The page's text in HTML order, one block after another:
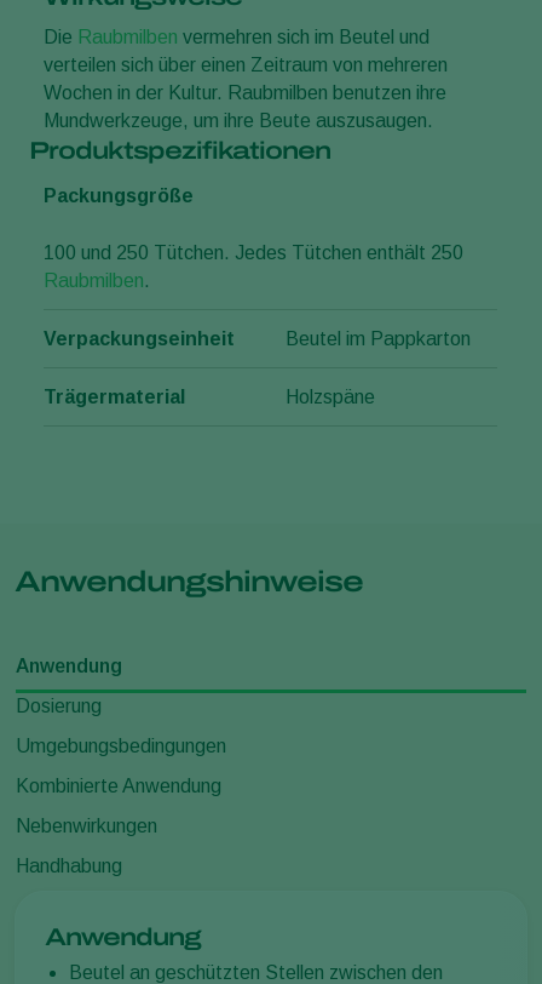
Die Raubmilben vermehren sich im Beutel und
verteilen sich über einen Zeitraum von mehreren
Wochen in der Kultur. Raubmilben benutzen ihre
Mundwerkzeuge, um ihre Beute auszusaugen.
Produktspezifikationen
Packungsgröße
100 und 250 Tütchen. Jedes Tütchen enthält 250
Raubmilben.
Verpackungseinheit Beutel im Pappkarton
Trägermaterial Holzspäne
Anwendungshinweise
Anwendung
Dosierung
Umgebungsbedingungen
Kombinierte Anwendung
Nebenwirkungen
Handhabung
Anwendung
Beutel an geschützten Stellen zwischen den